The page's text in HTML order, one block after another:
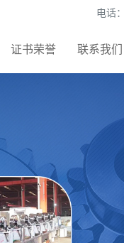
电话：
证书荣誉 联系我们